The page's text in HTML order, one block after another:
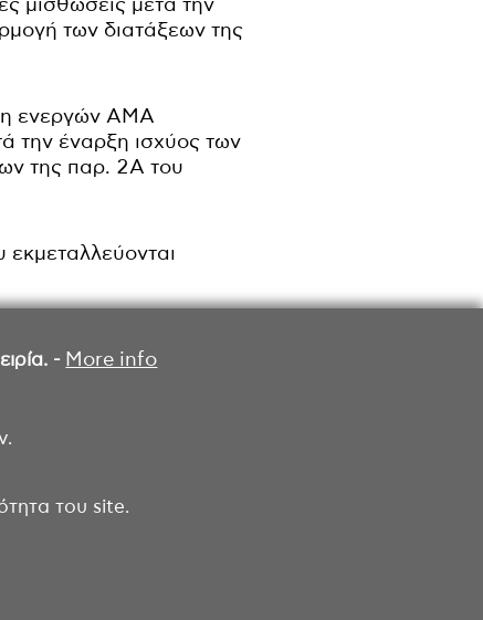
- More info
του site.
μισθώσεις μετά την
των διατάξεων της
ενεργών ΑΜΑ
την έναρξη ισχύος των
της παρ. 2Α του